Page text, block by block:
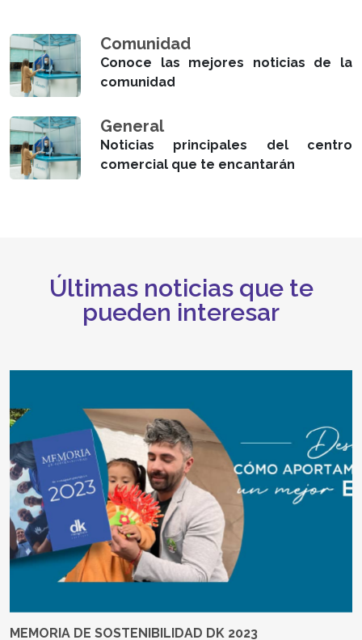
Comunidad
Conoce las mejores noticias de la
comunidad
General
Noticias principales del centro
comercial que te encantarán
Últimas noticias que te
pueden interesar
MEMORIA DE SOSTENIBILIDAD DK 2023